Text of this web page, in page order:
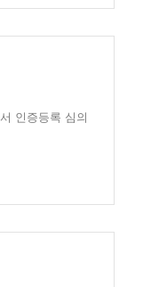
인증등록 심의